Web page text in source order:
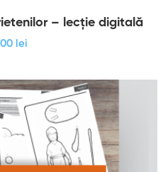
– lecție digitală
lei